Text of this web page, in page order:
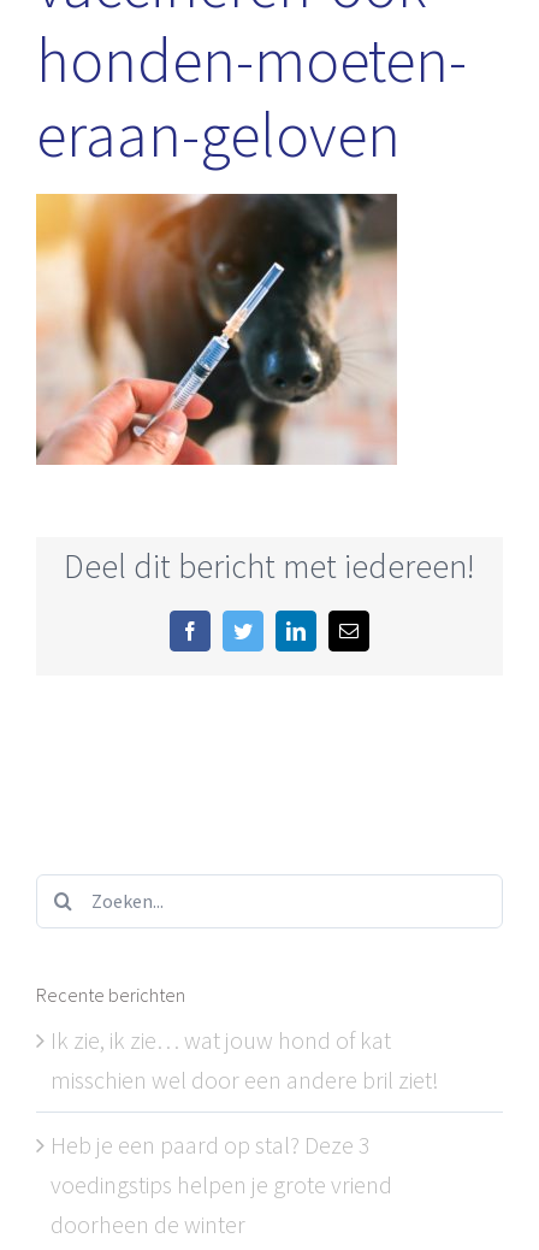
honden-moeten-
eraan-geloven
Deel dit bericht met iedereen!
FacebookTwitterLinkedIn
E-
Zoeken...
Recente berichten
Ik zie, ik zie… wat jouw hond of kat
misschien wel door een andere bril ziet!
Heb je een paard op stal? Deze 3
voedingstips helpen je grote vriend
doorheen de winter